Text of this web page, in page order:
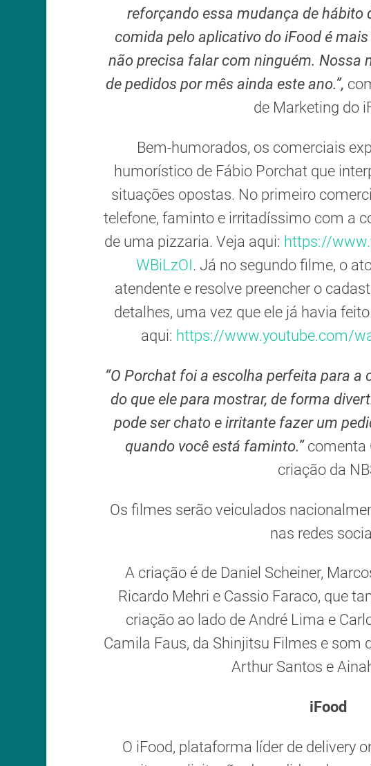
reforçando essa mudança de hábito
comida pelo aplicativo do iFood é
não precisa falar com ninguém. Nossa
de pedidos por mês ainda este ano.”,
de Marketing do
Bem-humorados, os comerciais
humorístico de Fábio Porchat que
situações opostas. No primeiro
telefone, faminto e irritadíssimo com a
de uma pizzaria. Veja aqui: https://
WBiLzOI. Já no segundo filme, o
atendente e resolve preencher o
detalhes, uma vez que ele já havia
aqui: https://www.youtube.com/
“O Porchat foi a escolha perfeita para
do que ele para mostrar, de forma
pode ser chato e irritante fazer um
quando você está faminto.”comenta
criação da
Os filmes serão veiculados
nas redes
A criação é de Daniel Scheiner,
Ricardo Mehri e Cassio Faraco, que
criação ao lado de André Lima e
Camila Faus, da Shinjitsu Filmes e som
Arthur Santos e
iFood
O iFood, plataforma líder de delivery